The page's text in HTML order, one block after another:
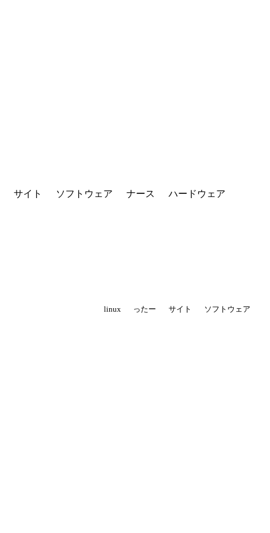
サイト ソフトウェア ナース ハードウェア
linux ったー サイト ソフトウェア